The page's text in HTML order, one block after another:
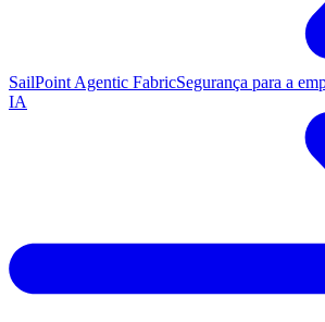
SailPoint Agentic FabricSegurança para a
IA